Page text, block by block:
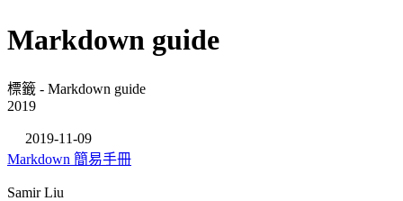
Markdown guide
標籤 - Markdown guide
2019
2019-11-09
Markdown 簡易手冊
Samir Liu